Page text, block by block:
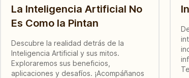
La Inteligencia Artificial No
Es Como la Pintan
Descubre la realidad detrás de la
Inteligencia Artificial y sus mitos.
Exploraremos sus beneficios,
aplicaciones y desafíos. ¡Acompáñanos